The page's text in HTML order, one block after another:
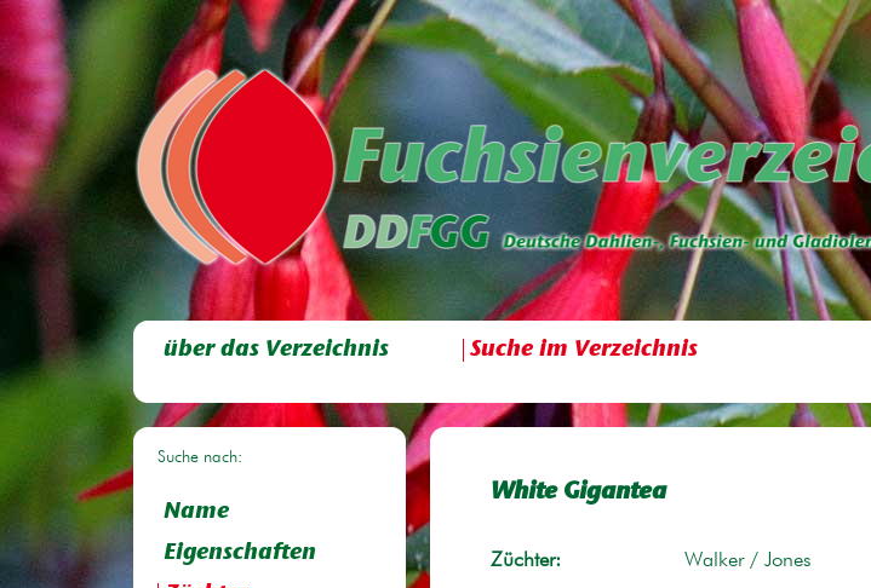
über das Verzeichnis Suche im Verzeichnis
Suche nach:
Name
Eigenschaften
White Gigantea
Züchter: Walker / Jones